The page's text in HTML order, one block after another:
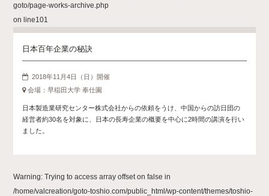
goto/page-works-archive.php
on line101
日本百年企業の秘訣
2018年11月4日（日）開催
会場：早稲田大学 奉仕園
日本製造業研究センター株式会社からの依頼をうけ、中国からの訪日団の
経営者約30名を対象に、日本の長寿企業の概要を中心に2時間の講演を行い
ました。
Warning: Trying to access array offset on false in
/home/valcreation/goto-toshio.com/public_html/wp-content/themes/toshio-